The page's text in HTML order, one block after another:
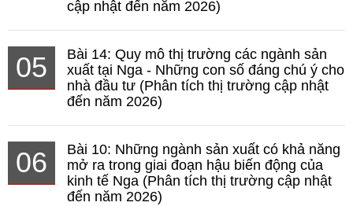
cập nhật đến năm 2026)
05
Bài 14: Quy mô thị trường các ngành sản
xuất tại Nga - Những con số đáng chú ý cho
nhà đầu tư (Phân tích thị trường cập nhật
đến năm 2026)
06
Bài 10: Những ngành sản xuất có khả năng
mở ra trong giai đoạn hậu biến động của
kinh tế Nga (Phân tích thị trường cập nhật
đến năm 2026)